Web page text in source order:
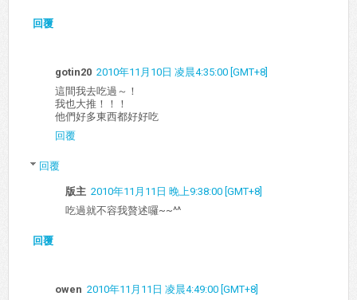
回覆
gotin20 2010年11月10日 凌晨4:35:00 [GMT+8]
這間我去吃過～！
我也大推！！！
他們好多東西都好好吃
回覆
回覆
版主 2010年11月11日 晚上9:38:00 [GMT+8]
吃過就不容我贅述囉~~^^
回覆
owen 2010年11月11日 凌晨4:49:00 [GMT+8]